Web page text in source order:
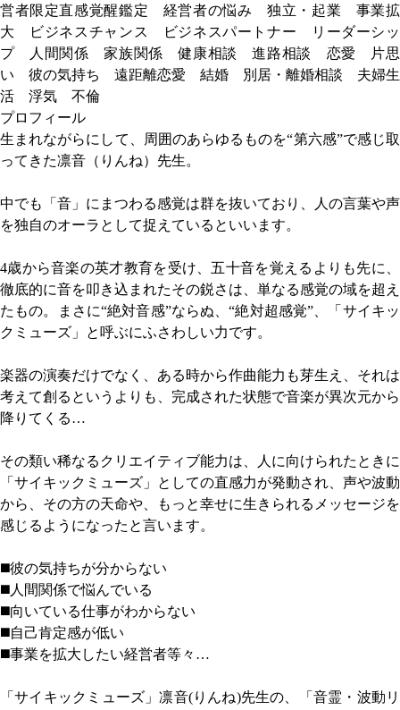
営者限定直感覚醒鑑定 経営者の悩み 独立・起業 事業拡
大 ビジネスチャンス ビジネスパートナー リーダーシッ
プ 人間関係 家族関係 健康相談 進路相談 恋愛 片思
い 彼の気持ち 遠距離恋愛 結婚 別居・離婚相談 夫婦生
活 浮気 不倫
プロフィール
生まれながらにして、周囲のあらゆるものを“第六感”で感じ取
ってきた凛音（りんね）先生。
中でも「音」にまつわる感覚は群を抜いており、人の言葉や声
を独自のオーラとして捉えているといいます。
4歳から音楽の英才教育を受け、五十音を覚えるよりも先に、
徹底的に音を叩き込まれたその鋭さは、単なる感覚の域を超え
たもの。まさに“絶対音感”ならぬ、“絶対超感覚”、「サイキッ
クミューズ」と呼ぶにふさわしい力です。
楽器の演奏だけでなく、ある時から作曲能力も芽生え、それは
考えて創るというよりも、完成された状態で音楽が異次元から
降りてくる…
その類い稀なるクリエイティブ能力は、人に向けられたときに
「サイキックミューズ」としての直感力が発動され、声や波動
から、その方の天命や、もっと幸せに生きられるメッセージを
感じるようになったと言います。
◼️彼の気持ちが分からない
◼️人間関係で悩んでいる
◼️向いている仕事がわからない
◼️自己肯定感が低い
◼️事業を拡大したい経営者等々…
「サイキックミューズ」凛音(りんね)先生の、「音霊・波動リ